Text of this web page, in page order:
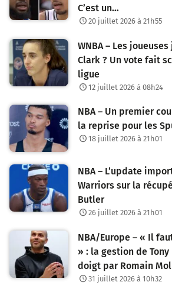
C’est un…
20 juillet 2026 à 21h55
WNBA – Les
Clark ? Un vote fait
ligue
12 juillet 2026 à 08h24
NBA – Un premier
la reprise pour les
18 juillet 2026 à 21h01
NBA – L’update
Warriors sur la
Butler
26 juillet 2026 à 21h01
NBA/Europe – « Il
» : la gestion de
doigt par Romain
31 juillet 2026 à 10h32